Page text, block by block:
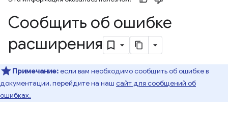
Сообщить об ошибке
расширения
Примечание:если вам необходимо сообщить об ошибке в
документации, перейдите на наш сайт для сообщений об
ошибках.